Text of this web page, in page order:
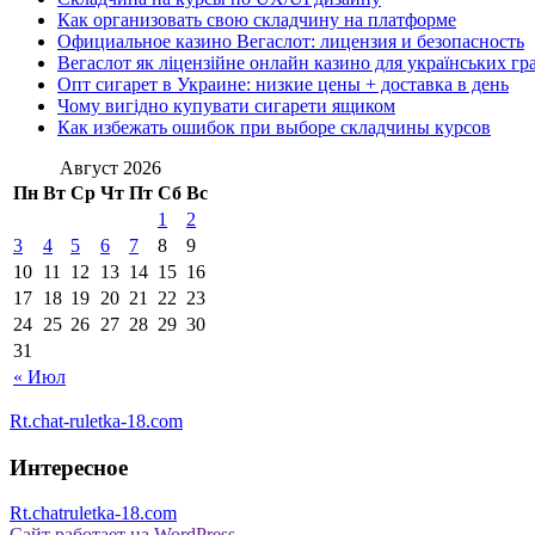
Как организовать свою складчину на платформе
Официальное казино Вегаслот: лицензия и безопасность
Вегаслот як ліцензійне онлайн казино для українських
Опт сигарет в Украине: низкие цены + доставка в день
Чому вигідно купувати сигарети ящиком
Как избежать ошибок при выборе складчины курсов
Август 2026
Пн Вт Ср Чт Пт Сб Вс
« Июл
1
2
3
4 5 6 7 8
9
10 11 12 13 14 15 16
17 18 19 20 21 22 23
24 25 26 27 28 29 30
31
Rt.chat-ruletka-18.com
Интересное
Rt.chatruletka-18.com